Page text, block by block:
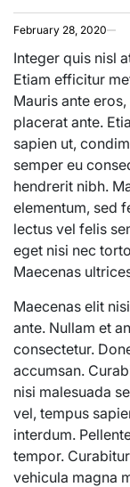
February 28, 2020
Integer quis nisl
Etiam efficitur
Mauris ante
placerat ante.
sapien ut,
semper eu
hendrerit nibh.
elementum, sed
lectus vel felis
eget nisi nec
Maecenas
Maecenas elit
ante. Nullam et
consectetur.
accumsan.
nisi malesuada
vel, tempus
interdum.
tempor.
vehicula magna